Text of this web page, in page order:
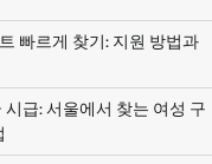
빠르게 찾기: 지원 방법과
급: 서울에서 찾는 여성 구